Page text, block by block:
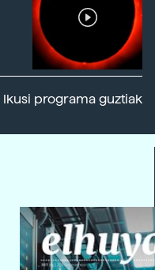
Ikusi programa guztiak